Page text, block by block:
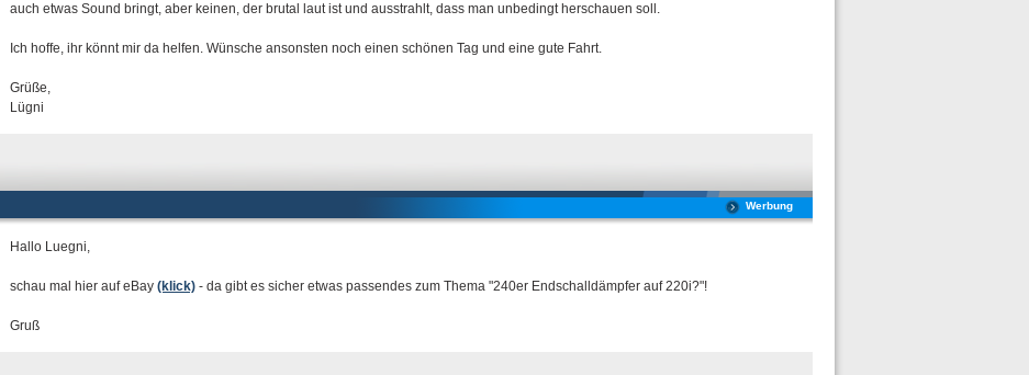
auch etwas Sound bringt, aber keinen, der brutal laut ist und ausstrahlt, dass man unbedingt herschauen soll.
Ich hoffe, ihr könnt mir da helfen. Wünsche ansonsten noch einen schönen Tag und eine gute Fahrt.
Grüße,
Lügni
Werbung
Hallo Luegni,
schau mal hier auf eBay (klick) - da gibt es sicher etwas passendes zum Thema "240er Endschalldämpfer auf 220i?"!
Gruß